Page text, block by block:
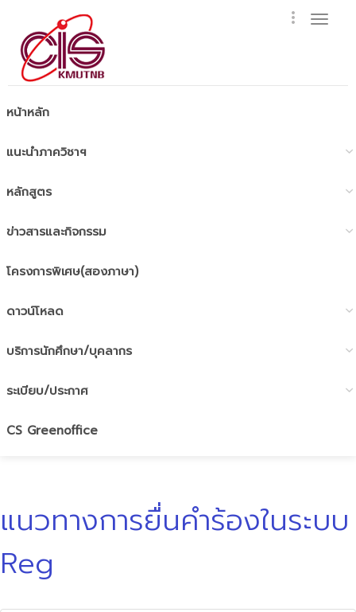
หน้าหลัก
แนะนำภาควิชาฯ
หลักสูตร
ข่าวสารและกิจกรรม
โครงการพิเศษ(สองภาษา)
ดาวน์โหลด
บริการนักศึกษา/บุคลากร
ระเบียบ/ประกาศ
CS Greenoffice
แนวทางการยื่นคำร้องในระบบ
Reg